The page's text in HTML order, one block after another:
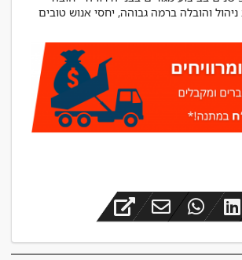
ניהול והובלה ברמה גבוהה, יחסי אנוש טובים